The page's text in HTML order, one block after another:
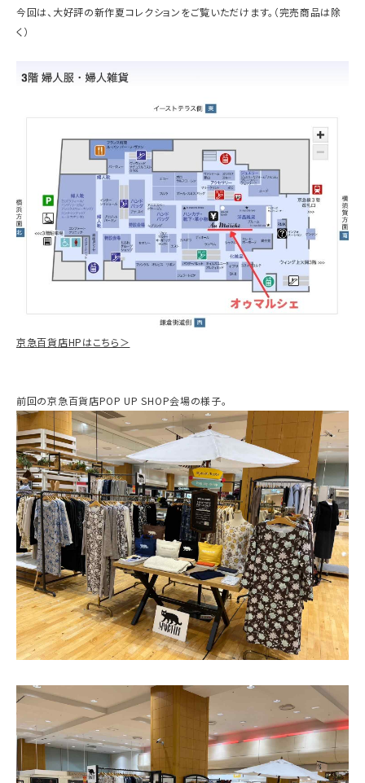
今回は、大好評の新作夏コレクションをご覧いただけます。（完売商品は除
く）
京急百貨店HPはこちら＞
前回の京急百貨店POP UP SHOP会場の様子。